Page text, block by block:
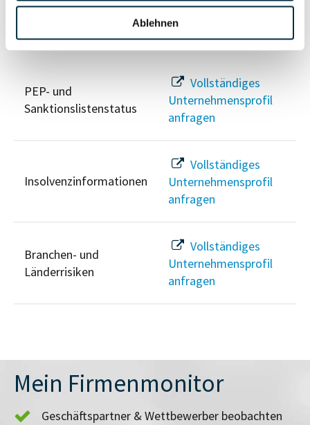
Ablehnen
Risikoinformationen
PEP- und
Sanktionslistenstatus
Vollständiges
Unternehmensprofil
anfragen
Insolvenzinformationen
Vollständiges
Unternehmensprofil
anfragen
Branchen- und
Länderrisiken
Vollständiges
Unternehmensprofil
anfragen
Mein Firmenmonitor
Geschäftspartner & Wettbewerber beobachten